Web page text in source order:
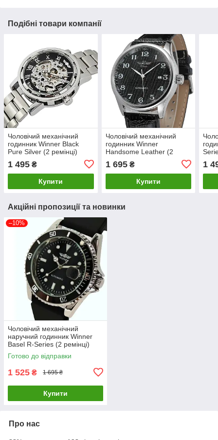
Подібні товари компанії
Чоловічий механічний
годинник Winner Black
Pure Silver (2 ремінці)
1 495 ₴
Купити
Чоловічий механічний
годинник Winner
Handsome Leather (2
1 695₴
Купити
1
Акційні пропозиції та новинки
–10%
Чоловічий механічний
наручний годинник Winner
Basel R-Series (2 ремінці)
Готово до відправки
1 525 ₴ 1 695 ₴
Купити
Про нас